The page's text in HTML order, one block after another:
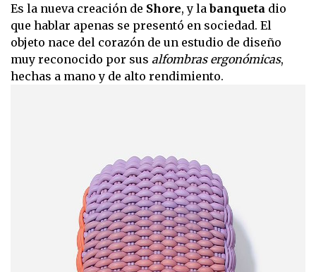
Es la nueva creación de Shore, y labanqueta dio
que hablar apenas se presentó en sociedad. El
objeto nace del corazón de un estudio de diseño
muy reconocido por sus alfombras ergonómicas,
hechas a mano y de alto rendimiento.